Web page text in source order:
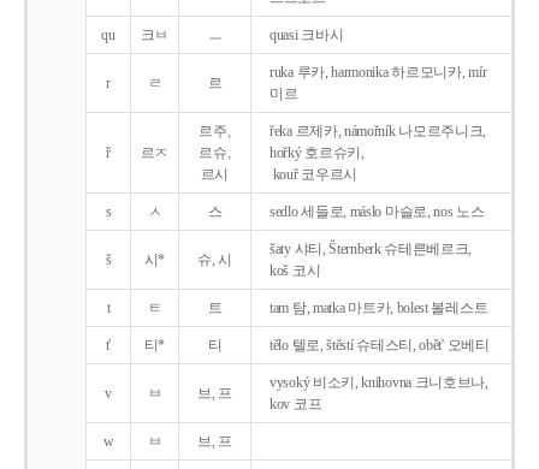
qu 크ㅂ ㅡ quasi 크바시
r ㄹ 르
ruka 루카, harmonika 하르모니카, mír
미르
ř 르ㅈ
르주,
르슈,
르시
řeka 르제카, námořník 나모르주니크,
hořký 호르슈키,
kouř 코우르시
s ㅅ 스 sedlo 세들로, máslo 마슬로, nos 노스
š 시* 슈, 시
šaty 샤티, Šternberk 슈테른베르크,
koš 코시
t ㅌ 트 tam 탐, matka 마트카, bolest 볼레스트
t' 티* 티 tělo 텔로, štěstí 슈테스티, obět' 오베티
v ㅂ 브, 프
vysoký 비소키, knihovna 크니호브나,
kov 코프
w ㅂ 브, 프